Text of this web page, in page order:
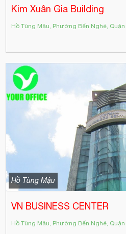
Kim Xuân Gia Building
Hồ Tùng Mậu, Phường Bến Nghé, Quận
Hồ Tùng Mậu
VN BUSINESS CENTER
Hồ Tùng Mậu, Phường Bến Nghé, Quận